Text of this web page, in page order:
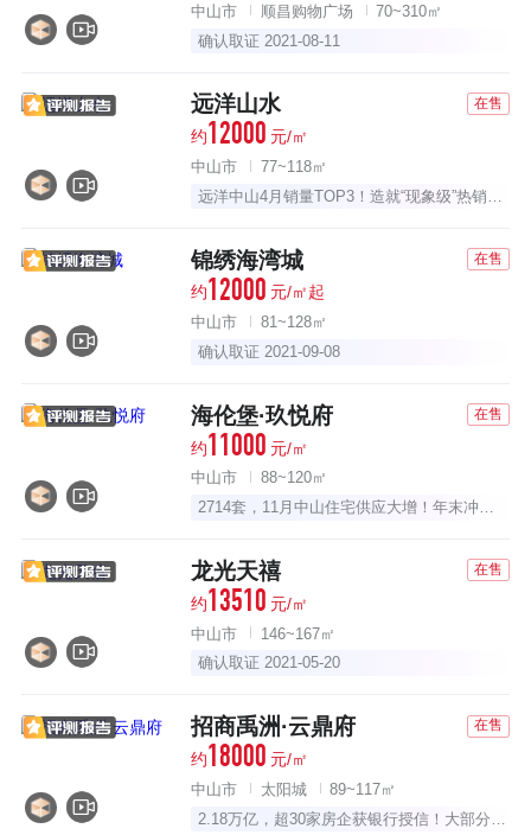
中山市 顺昌购物广场
70~310㎡
确认取证 2021-08-11
远洋山水 在售
约12000 元/㎡
中山市
77~118㎡
锦绣海湾城 在售
约12000 元/㎡起
中山市
81~128㎡
确认取证 2021-09-08
海伦堡·玖悦府 在售
约11000 元/㎡
中山市
88~120㎡
2714套，11月中山住宅供应大增！年末冲刺战，打响！
龙光天禧 在售
约13510 元/㎡
中山市
146~167㎡
确认取证 2021-05-20
招商禹洲·云鼎府 在售
约18000 元/㎡
中山市 太阳城
89~117㎡